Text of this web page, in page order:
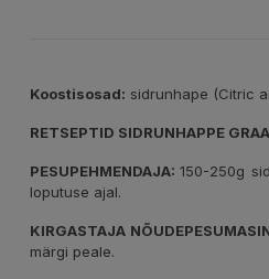
Koostisosad: sidrunhape
RETSEPTID SIDRUNHAPPE
PESUPEHMENDAJA:150-250g
loputuse ajal.
KIRGASTAJA
märgi peale.